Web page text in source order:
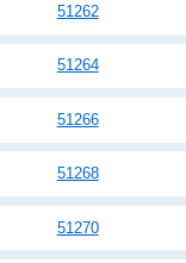
51262
51264
51266
51268
51270